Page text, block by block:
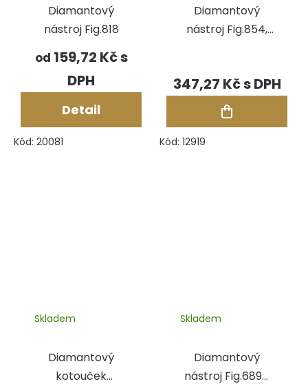
Diamantový
nástroj Fig.818
od 159,72 Kč
Detail
Kód: 20081
Diamantový
nástroj Fig.854,
347,27 Kč
Kód: 12919
Diamantový
kotouček
Skladem
Diamantový
nástroj Fig.6893,
Skladem